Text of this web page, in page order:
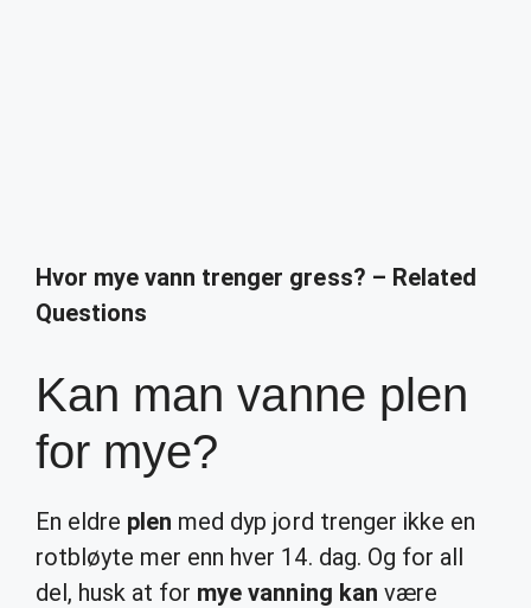
Hvor mye vann trenger gress? – Related
Questions
Kan man vanne plen
for mye?
En eldre plen med dyp jord trenger ikke en
rotbløyte mer enn hver 14. dag. Og for all
del, husk at for mye vanning kan være